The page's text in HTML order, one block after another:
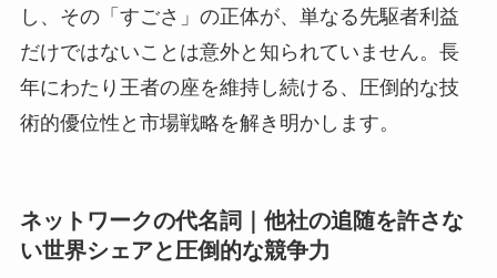
し、その「すごさ」の正体が、単なる先駆者利益
だけではないことは意外と知られていません。長
年にわたり王者の座を維持し続ける、圧倒的な技
術的優位性と市場戦略を解き明かします。
ネットワークの代名詞｜他社の追随を許さな
い世界シェアと圧倒的な競争力